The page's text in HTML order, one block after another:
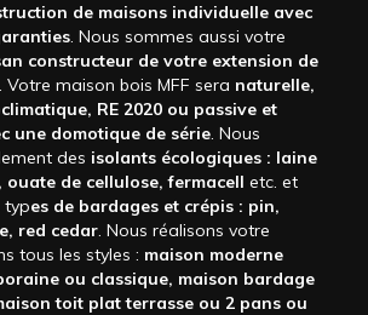
de maisons individuelle avec
. Nous sommes aussi votre
constructeur de votre extension de
. Votre maison bois MFF sera naturelle,
RE 2020 ou passive et
une domotique de série. Nous
des isolants écologiques : laine
ouate de cellulose, fermacell etc. et
types de bardages et crépis : pin,
red cedar. Nous réalisons votre
tous les styles : maison moderne
ou classique, maison bardage
toit plat terrasse ou 2 pans ou